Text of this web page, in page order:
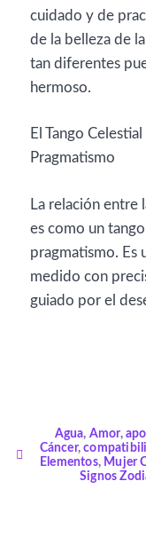
cuidado y de
de la belleza de
tan diferentes
hermoso.
El Tango
Pragmatismo
La relación entre
es como un
pragmatismo. Es
medido con
guiado por el
Agua, Amor,
Cáncer,
Elementos, Mujer
Signos